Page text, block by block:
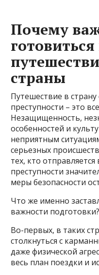
Почему
готовиться
страны
Путешествие в
преступности – это
Незащищенность,
особенностей и
неприятным
серьезных
тех, кто
преступности
меры безопасности
Что же именно
важности подготовки?
Во-первых, в таких
столкнуться с
даже физической
весь план поездки и